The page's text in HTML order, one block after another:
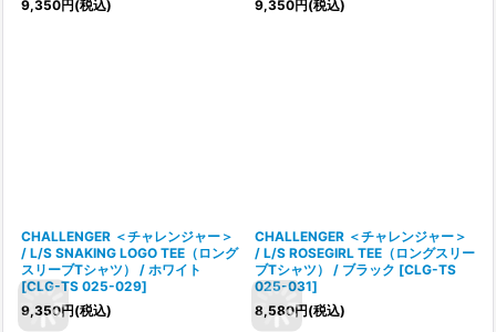
9,350円 (税込) 9,350円 (税込)
CHALLENGER ＜チャレンジャー＞
/ L/S SNAKING LOGO TEE（ロング
スリーブTシャツ） / ホワイト
[CLG-TS 025-029]
9,350円(税込)
CHALLENGER ＜チャレンジャー＞
/ L/S ROSEGIRL TEE（ロングスリー
ブTシャツ） / ブラック [CLG-TS
025-031]
8,580円(税込)